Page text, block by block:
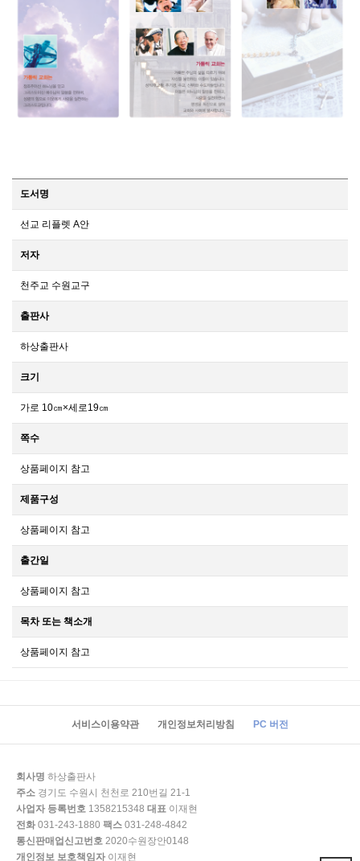
도서명
선교 리플렛 A안
저자
천주교 수원교구
출판사
하상출판사
크기
가로 10㎝×세로19㎝
쪽수
상품페이지 참고
제품구성
상품페이지 참고
출간일
상품페이지 참고
목차 또는 책소개
상품페이지 참고
서비스이용약관 개인정보처리방침 PC 버전
회사명 하상출판사
주소 경기도 수원시 천천로 210번길 21-1
사업자 등록번호 1358215348 대표 이재현
전화 031-243-1880 팩스 031-248-4842
통신판매업신고번호 2020수원장안0148
개인정보 보호책임자 이재현